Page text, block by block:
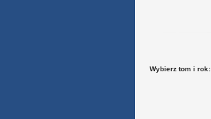
Wybierz tom i rok: